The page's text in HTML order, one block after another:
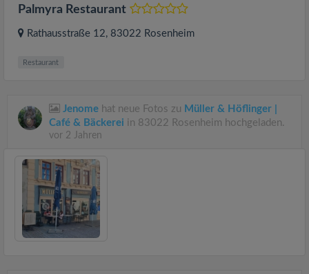
Palmyra Restaurant
Rathausstraße 12, 83022 Rosenheim
Restaurant
Jenome hat neue Fotos zu Müller & Höflinger |
Café & Bäckerei in 83022 Rosenheim hochgeladen.
vor 2 Jahren